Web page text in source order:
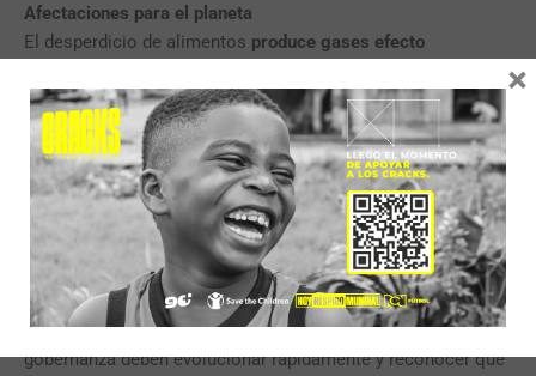
Afectaciones para el planeta
El desperdicio de alimentos produce gases efecto
(GHI) por el uso de fertilizantes (óxido nitroso) y
en su descomposición (Metano). El desperdicio de
alimentos tiene en cuenta todos los recursos que se
utilizaron para la producción del alimento, desde el agua
hasta la tierra y la mano de obra.
Los países con más ingresos son los responsables del 86 %
de las emisiones acumuladas de CO2 a nivel mundial,
mientras que los de la mitad inferior (en ingresos) solo son
responsables del 14 % de las emisiones1. Los sistemas de
gobernanza deben evolucionar rápidamente y reconocer que
×